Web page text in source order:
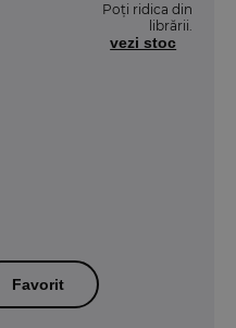
Poți ridica din
librării.
vezi stoc
Favorit